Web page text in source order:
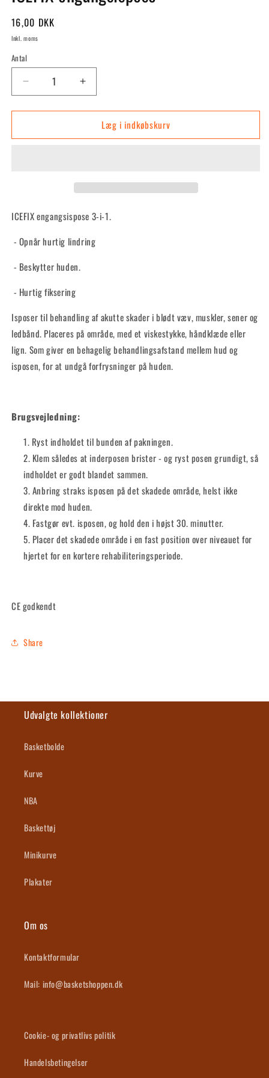
Normalpris
16,00 DKK
Inkl. moms
Antal
Reducer
antallet
for
engangsispose
Øg
antallet
for
ICEFIX
engangsispose
Læg i indkøbskurv
ICEFIX engangsispose 3-i-1.
- Opnår hurtig lindring
- Beskytter huden.
- Hurtig fiksering
Isposer til behandling af akutte skader i blødt væv, muskler, sener og
ledbånd. Placeres på område, med et viskestykke, håndklæde eller
lign. Som giver en behagelig behandlingsafstand mellem hud og
isposen, for at undgå forfrysninger på huden.
Brugsvejledning:
Ryst indholdet til bunden af pakningen.
Klem således at inderposen brister - og ryst posen grundigt, så
indholdet er godt blandet sammen.
Anbring straks isposen på det skadede område, helst ikke
direkte mod huden.
Fastgør evt. isposen, og hold den i højst 30. minutter.
Placer det skadede område i en fast position over niveauet for
hjertet for en kortere rehabiliteringsperiode.
CE godkendt
Share
Udvalgte kollektioner
Basketbolde
Kurve
NBA
Baskettøj
Minikurve
Plakater
Om os
Kontaktformular
Mail: info@basketshoppen.dk
Cookie- og privatlivs politik
Handelsbetingelser